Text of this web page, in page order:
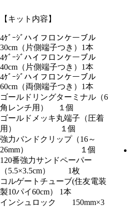
【キット内容】
4ｹﾞｰｼﾞハイフロンケーブル
30cm（片側端子つき）1本
4ｹﾞｰｼﾞハイフロンケーブル
40cm（片側端子つき）1本
4ｹﾞｰｼﾞハイフロンケーブル
60cm（両側端子つき）1本
ゴールドリングターミナル（6
角レンチ用） １個
ゴールドメッキ丸端子（圧着
用） １個
強力バンドクリップ（16～
26mm） １個
120番強力サンドペーパー
（5.5×3.5cm） 1枚
コルゲートチューブ(住友電装
製10パイ60cm） 1本
インシュロック 150mm×3